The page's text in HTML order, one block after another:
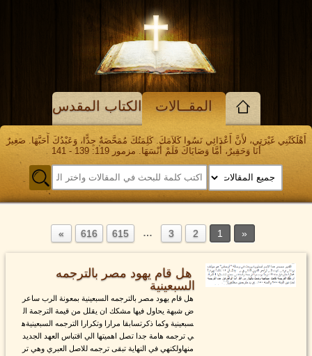
المقــالات الكتاب المقدس
أَهْلَكَتْنِي غَيْرَتِي، لأَنَّ أَعْدَائِي نَسُوا كَلاَمَكَ. كَلِمَتُكَ مُمَحَّصَةٌ جِدًّا، وَعَبْدُكَ أَحَبَّهَا. صَغِيرٌ
أَنَا وَحَقِيرٌ، أَمَّا وَصَايَاكَ فَلَمْ أَنْسَهَا. مزمور 119: 139 - 141
1
2
3
…
615
616
هل قام يهود مصر بالترجمه
السبعينية
هل قام يهود مصر بالترجمه السبعينية بمعونة الرب ساعر
ض شبهة يحاول فيها مشكك ان يقلل من قيمة الترجمة ال
سبعينية وكما ذكرتسابقا مرارا وتكرارا الترجمه السبعينيةه
ي ترجمه هامة جدا تصل اهميتها الي اقتباس العهد الجديد
منهاولكنهي في النهاية تبقى ترجمه للاصل العبري وهي تر